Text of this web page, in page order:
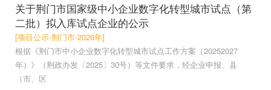
关于荆门市国家级中小企业数字化转型城市试点（第
二批）拟入库试点企业的公示
[项目公示-荆门市-2026年]
根据《荆门市中小企业数字化转型城市试点工作方案（20252027
年）》（荆政办发〔2025〕30号）等文件要求，经企业申报、县
（市、区